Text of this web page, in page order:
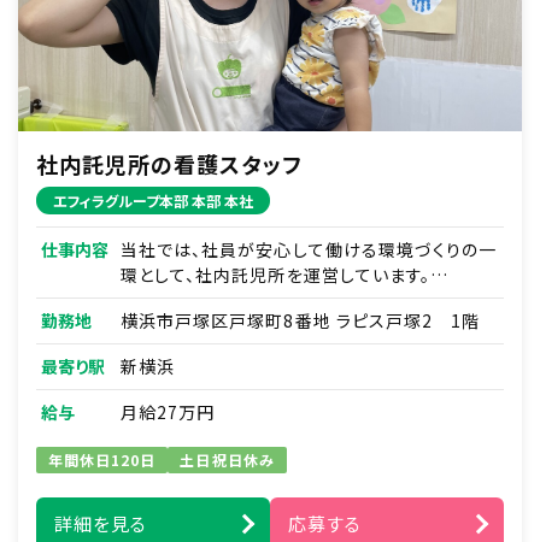
■市場調査・分析
・業界動向、顧客動向、競合企業の調査
・経営判断に必要なデータ分析と報告
※ほかにもリスク管理やガバナンス強化など、経
営企画の幅広い領域に携われます。まずはあな
たの強みを活かせる仕事からお任せします。
社内託児所の看護スタッフ
エフィラグループ本部 本部 本社
仕事内容 当社では、社員が安心して働ける環境づくりの一
環として、社内託児所を運営しています。
子どもたち一人ひとりに寄り添い、働く親を支え
る保育を一緒に行っていただける看護師を募集
します。
・年齢に応じた保育・見守り
・生活習慣のサポート（食事・午睡・排泄など）
・保護者（社員）への連絡・コミュニケーション
※弊社が運営する保育園（企業主導型・認可保
育所）での勤務をお願いすることがあります。
勤務地
横浜市戸塚区戸塚町8番地 ラピス戸塚2 1階
最寄り駅
新横浜
給与
月給27万円
年間休日120日 土日祝日休み
詳細を見る 応募する